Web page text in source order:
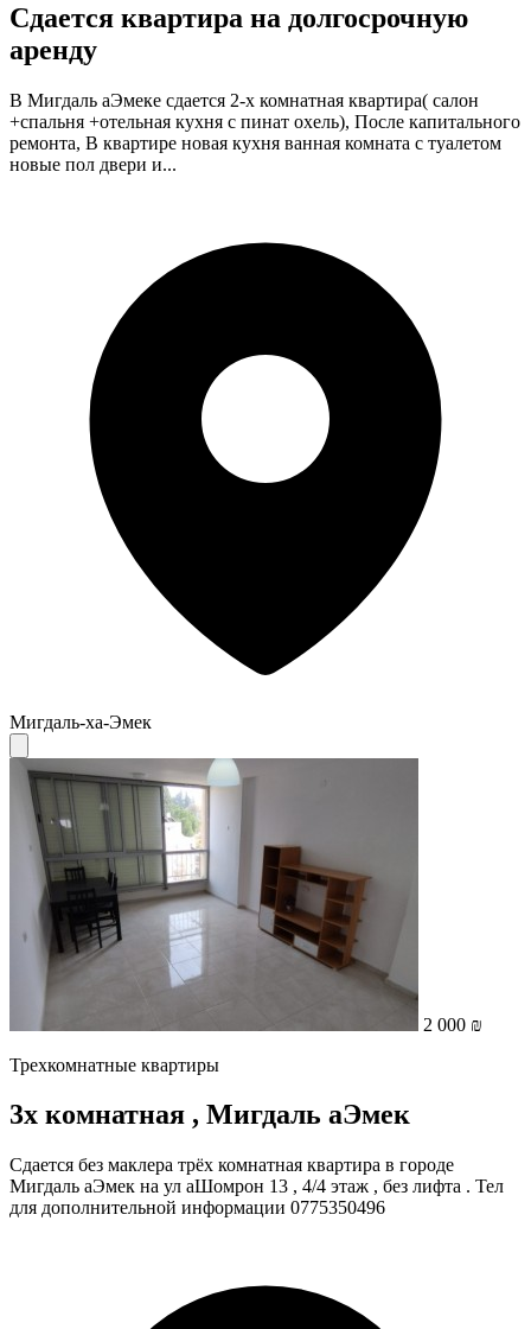
Сдается квартира на долгосрочную
аренду
В Мигдаль аЭмеке сдается 2-х комнатная квартира( салон
+спальня +отельная кухня с пинат охель), После капитального
ремонта, В квартире новая кухня ванная комната с туалетом
новые пол двери и...
Мигдаль-ха-Эмек
2 000 ₪
Трехкомнатные квартиры
3х комнатная , Мигдаль аЭмек
Сдается без маклера трёх комнатная квартира в городе
Мигдаль аЭмек на ул аШомрон 13 , 4/4 этаж , без лифта . Тел
для дополнительной информации 0775350496